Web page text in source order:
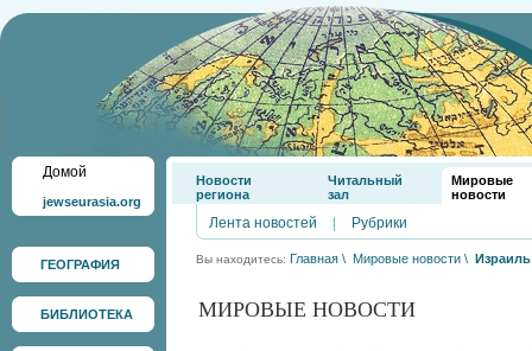
Домой
jewseurasia.org
ГЕОГРАФИЯ
БИБЛИОТЕКА
Новости
региона
Читальный
зал
Мировые
новости
Лента новостей Рубрики
Вы находитесь: Главная \ Мировые новости \
МИРОВЫЕ НОВОСТИ